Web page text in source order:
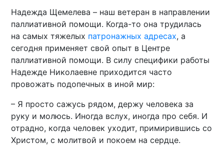
Надежда Щемелева – наш ветеран в направлении
паллиативной помощи. Когда-то она трудилась
на самых тяжелых патронажных адресах, а
сегодня применяет свой опыт в Центре
паллиативной помощи. В силу специфики работы
Надежде Николаевне приходится часто
провожать подопечных в иной мир:
– Я просто сажусь рядом, держу человека за
руку и молюсь. Иногда вслух, иногда про себя. И
отрадно, когда человек уходит, примирившись со
Христом, с молитвой и покоем на сердце.